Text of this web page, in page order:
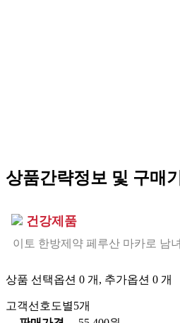
상품간략정보 및 구매
건강제품
이토 한방제약 페루산 마카로 남
상품 선택옵션 0 개, 추가옵션 0 개
고객선호도별5개